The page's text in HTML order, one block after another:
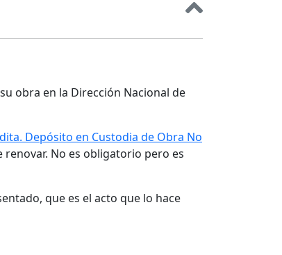
obra en la Dirección Nacional de
Depósito en Custodia de Obra No
No es obligatorio pero es
que es el acto que lo hace